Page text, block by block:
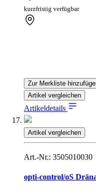
kurzfristig verfügbar
Zur Merkliste
Artikel vergleichen
Artikeldetails
Artikel vergleichen
Art.-Nr.: 3505010030
opti-control/oS